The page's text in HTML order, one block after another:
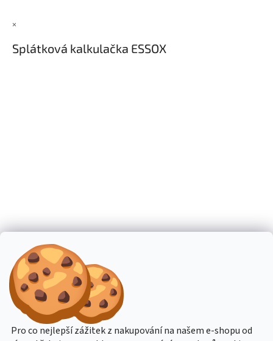
Pro co nejlepší zážitek z nakupování na našem e-shopu od
×
Splátková kalkulačka ESSOX